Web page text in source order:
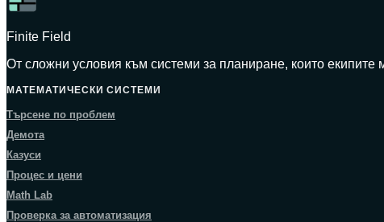
Finite Field
От сложни условия към системи за планиране, които екипите
МАТЕМАТИЧЕСКИ СИСТЕМИ
Търсене по проблем
Демота
Казуси
Процес и цени
Math Lab
Проверка за автоматизация